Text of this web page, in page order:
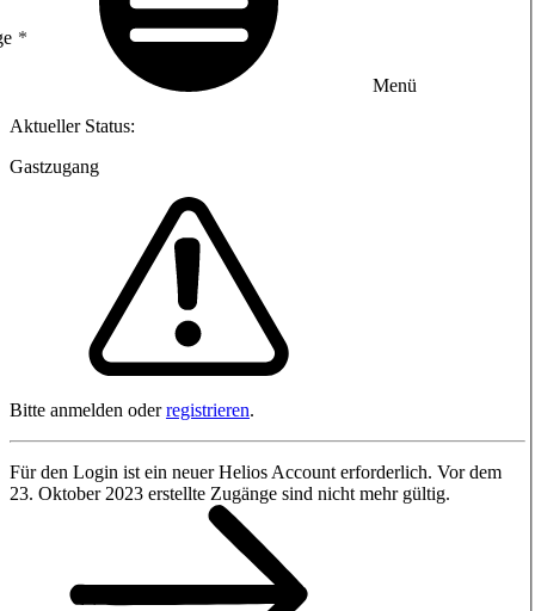
Menü
Aktueller Status:
Gastzugang
Bitte anmelden oderregistrieren.
Für den Login ist ein neuer Helios Account erforderlich. Vor dem
23. Oktober 2023 erstellte Zugänge sind nicht mehr gültig.